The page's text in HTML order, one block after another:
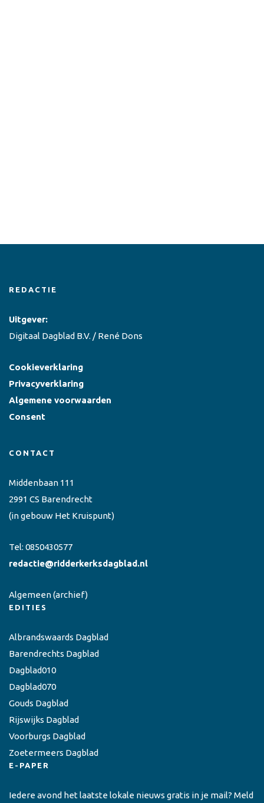
REDACTIE
Uitgever:
Digitaal Dagblad B.V. / René Dons
Cookieverklaring
Privacyverklaring
Algemene voorwaarden
Consent
CONTACT
Middenbaan 111
2991 CS Barendrecht
(in gebouw Het Kruispunt)
Tel: 0850430577
redactie@ridderkerksdagblad.nl
Algemeen(archief)
EDITIES
Albrandswaards Dagblad
Barendrechts Dagblad
Dagblad010
Dagblad070
Gouds Dagblad
Rijswijks Dagblad
Voorburgs Dagblad
Zoetermeers Dagblad
E-PAPER
Iedere avond het laatste lokale nieuws gratis in je mail? Meld